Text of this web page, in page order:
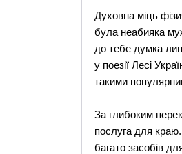
Духовна міць
була неабияка
до тебе думка
у поезії Лесі
такими
За глибоким
послуга для
багато засобів